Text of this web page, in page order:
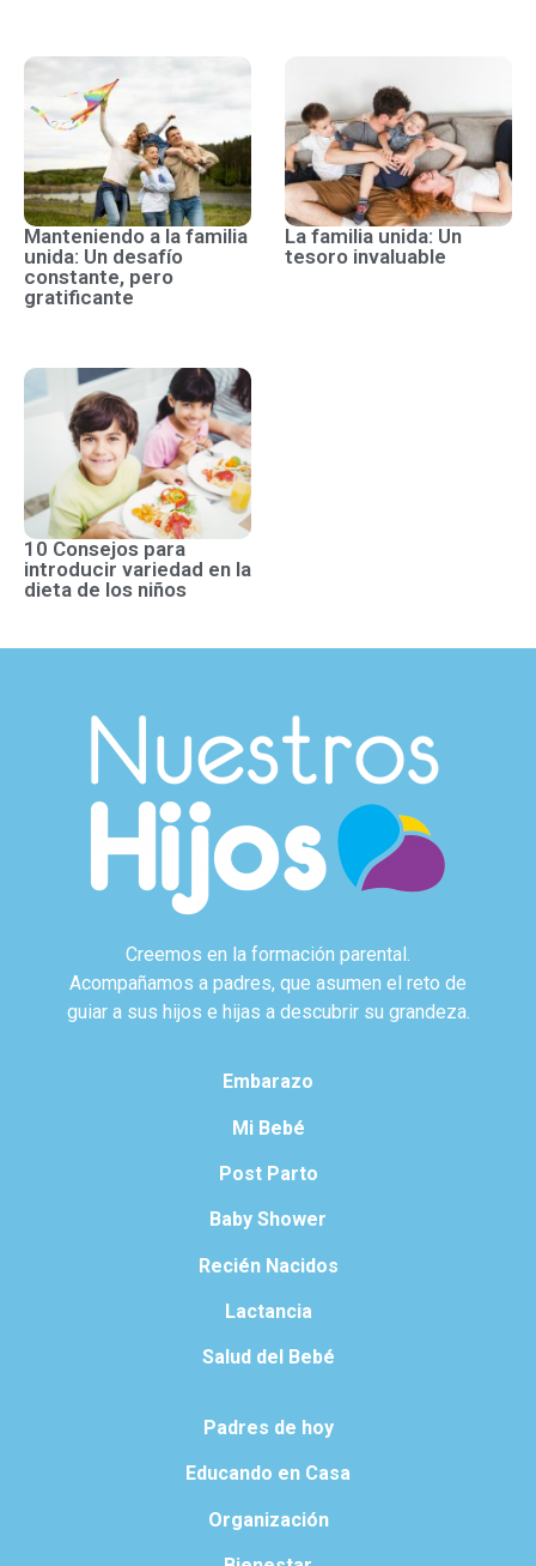
Manteniendo a la familia
unida: Un desafío
constante, pero
gratificante
La familia unida: Un
tesoro invaluable
10 Consejos para
introducir variedad en la
dieta de los niños
Creemos en la formación parental.
Acompañamos a padres, que asumen el reto de
guiar a sus hijos e hijas a descubrir su grandeza.
Embarazo
Mi Bebé
Post Parto
Baby Shower
Recién Nacidos
Lactancia
Salud del Bebé
Padres de hoy
Educando en Casa
Organización